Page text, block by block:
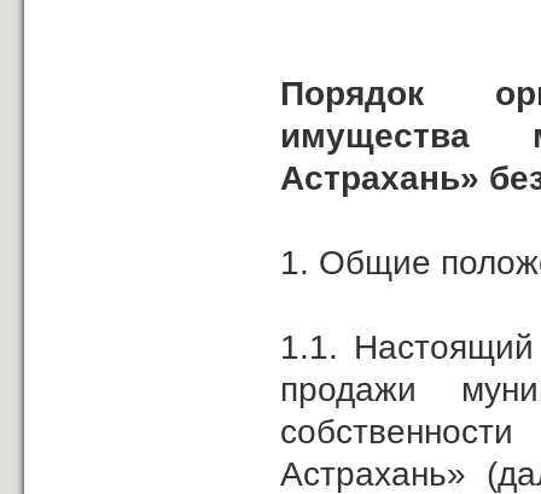
Порядок
имущества
Астрахань»
1. Общие
1.1. Настоящий
продажи
Астрахань»